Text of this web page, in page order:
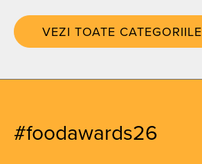
VEZI TOATE CATEGORIILE
#foodawards26